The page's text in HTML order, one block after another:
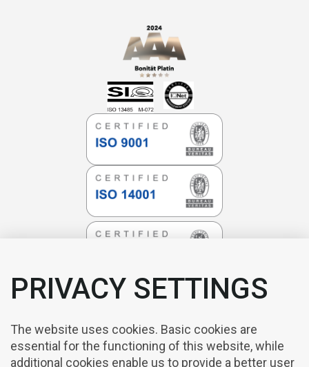
PRIVACY SETTINGS
The website uses cookies. Basic cookies are
essential for the functioning of this website, while
additional cookies enable us to provide a better user